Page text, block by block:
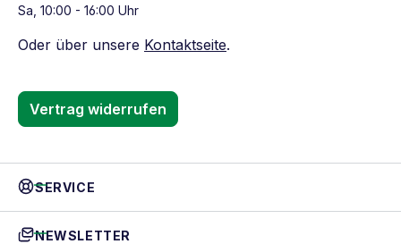
Sa, 10:00 - 16:00 Uhr
Oder über unsere Kontaktseite.
Vertrag widerrufen
SERVICE
NEWSLETTER